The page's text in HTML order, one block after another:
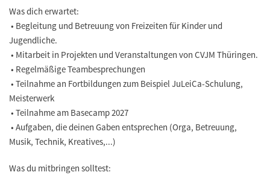
Was dich erwartet:
• Begleitung und Betreuung von Freizeiten für Kinder und
Jugendliche.
• Mitarbeit in Projekten und Veranstaltungen von CVJM Thüringen.
• Regelmäßige Teambesprechungen
• Teilnahme an Fortbildungen zum Beispiel JuLeiCa-Schulung,
Meisterwerk
• Teilnahme am Basecamp 2027
• Aufgaben, die deinen Gaben entsprechen (Orga, Betreuung,
Musik, Technik, Kreatives,...)
Was du mitbringen solltest: